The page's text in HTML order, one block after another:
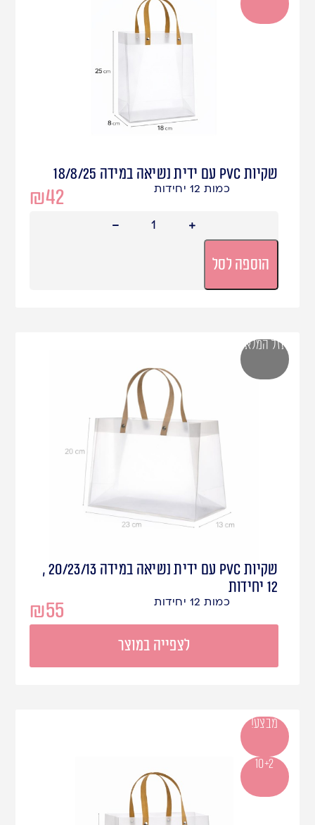
שקיות PVC עם ידית נשיאה במידה 18/8/25
₪42 כמות 12 יחידות
הוספה לסל
שקיות PVC עם ידית נשיאה במידה 20/23/13 ,
12 יחידות
₪55 כמות 12 יחידות
לצפייה במוצר
אזל המלאי
מבצע!
10+2